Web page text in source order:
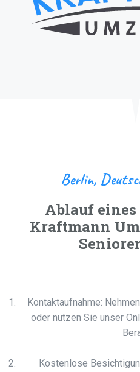
Berlin,
Ablauf
Kraftmann
Kontaktaufnahme:
oder nutzen Sie unser
Kostenlose